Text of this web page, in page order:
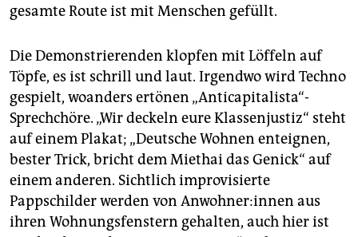
gesamte Route ist mit Menschen gefüllt.
Die Demonstrierenden klopfen mit Löffeln auf
Töpfe, es ist schrill und laut. Irgendwo wird Techno
gespielt, woanders ertönen „Anticapitalista“-
Sprechchöre. „Wir deckeln eure Klassenjustiz“ steht
auf einem Plakat; „Deutsche Wohnen enteignen,
bester Trick, bricht dem Miethai das Genick“ auf
einem anderen. Sichtlich improvisierte
Pappschilder werden von An­woh­ne­r:in­nen aus
ihren Wohnungsfenstern gehalten, auch hier ist